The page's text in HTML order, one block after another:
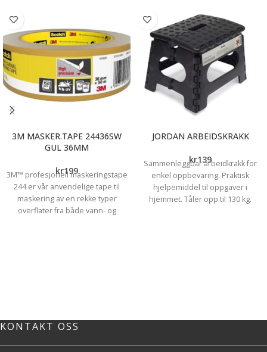
3M MASKER.TAPE 24436SW
GUL 36MM
kr199
3M™ profesjonell maskeringstape
244 er vår anvendelige tape til
maskering av en rekke typer
overflater fra både vann- og
kan brukes til en rekke formål innen
til de fleste overflater uten
JORDAN ARBEIDSKRAKK
kr139
Sammenleggbar arbeidkrakk for
enkel oppbevaring. Praktisk
hjelpemiddel til oppgaver i
hjemmet. Tåler opp til 130 kg.
KONTAKT OSS